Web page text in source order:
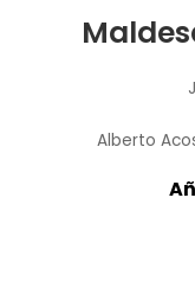
Alberto